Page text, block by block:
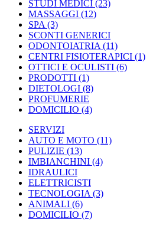
STUDI MEDICI (23)
MASSAGGI (12)
SPA (3)
SCONTI GENERICI
ODONTOIATRIA (11)
CENTRI FISIOTERAPICI (1)
OTTICI E OCULISTI (6)
PRODOTTI (1)
DIETOLOGI (8)
PROFUMERIE
DOMICILIO (4)
SERVIZI
AUTO E MOTO (11)
PULIZIE (13)
IMBIANCHINI (4)
IDRAULICI
ELETTRICISTI
TECNOLOGIA (3)
ANIMALI (6)
DOMICILIO (7)